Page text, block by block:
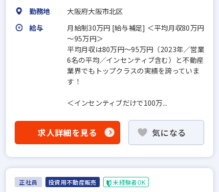
勤務地
大阪府大阪市北区
給与
月給制30万円 [給与補足] ＜平均月収80万円
～95万円＞
平均月収は80万円～95万円（2023年／営業
6名の平均／インセンティブ含む）と不動産
業界でもトップクラスの実績を誇っていま
す！
＜インセンティブだけで100万...
求人詳細を見る 気になる
正社員 投資用不動産販売 未経験者OK